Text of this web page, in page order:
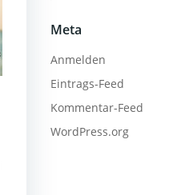
Meta
Anmelden
Eintrags-Feed
Kommentar-Feed
WordPress.org